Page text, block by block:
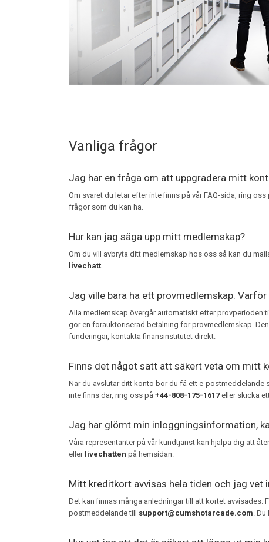
Vanliga frågor
Jag har en fråga om att uppgradera mitt
Om svaret du letar efter inte finns på vår FAQ-sida, ring oss
frågor som du kan ha.
Hur kan jag säga upp mitt medlemskap?
Om du vill avbryta ditt medlemskap hos oss så kan du
livechatt.
Jag ville bara ha ett provmedlemskap.
Alla medlemskap övergår automatiskt efter provperioden
gör en förauktoriserad betalning för provmedlemskap.
funderingar, kontakta finansinstitutet direkt.
Finns det något sätt att säkert veta om mitt
När du avslutar ditt konto bör du få ett e-
inte finns där, ring oss på +44-808-175-1617eller skicka
Jag har glömt min inloggningsinformation,
Våra representanter på vår kundtjänst kan hjälpa dig att
eller livechatten på hemsidan.
Mitt kreditkort avvisas hela tiden och jag vet
Det kan finnas många anledningar till att kortet
postmeddelande till support@cumshotarcade.com.